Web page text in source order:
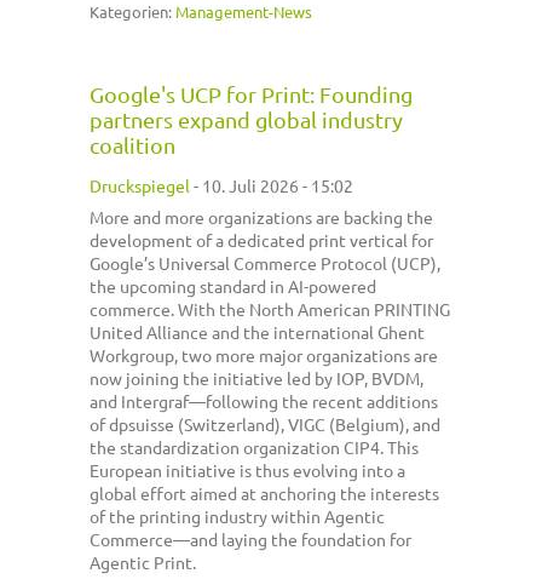
Kategorien:Management-News
Google's UCP for Print: Founding
partners expand global industry
coalition
Druckspiegel - 10. Juli 2026 - 15:02
More and more organizations are backing the
development of a dedicated print vertical for
Google’s Universal Commerce Protocol (UCP),
the upcoming standard in AI-powered
commerce. With the North American PRINTING
United Alliance and the international Ghent
Workgroup, two more major organizations are
now joining the initiative led by IOP, BVDM,
and Intergraf—following the recent additions
of dpsuisse (Switzerland), VIGC (Belgium), and
the standardization organization CIP4. This
European initiative is thus evolving into a
global effort aimed at anchoring the interests
of the printing industry within Agentic
Commerce—and laying the foundation for
Agentic Print.